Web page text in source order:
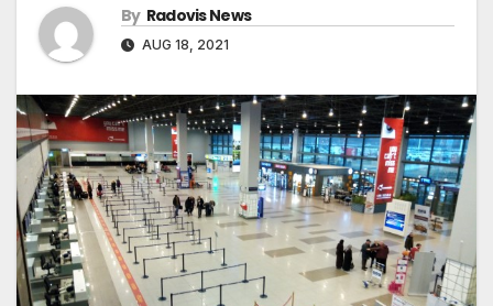
By Radovis News
AUG 18, 2021